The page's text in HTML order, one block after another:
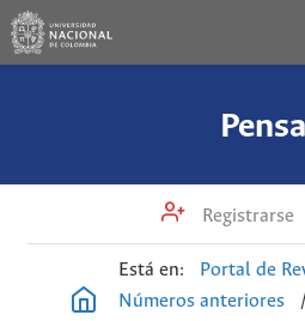
Registrarse
Está en: Portal de
Números anteriores
/